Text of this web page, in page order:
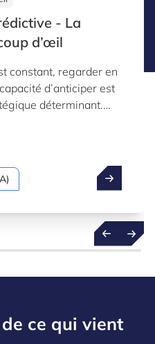
- La
d’œil
constant, regarder en
d’anticiper est
déterminant.
prédictive – une
utilisant les vastes
génèrent, non
ce qui vient